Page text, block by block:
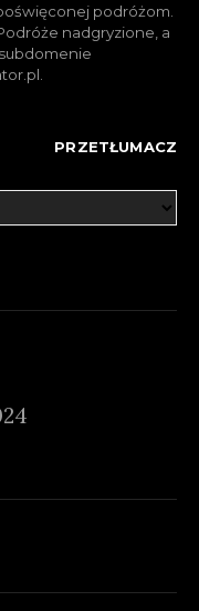
podróżom.
nadgryzione, a
PRZETŁUMACZ